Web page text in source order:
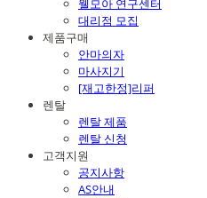
웰모아 연구센터
대리점 모집
제품구매
안마의자
마사지기
[재고한정]리퍼
렌탈
렌탈 제품
렌탈 신청
고객지원
공지사항
AS안내